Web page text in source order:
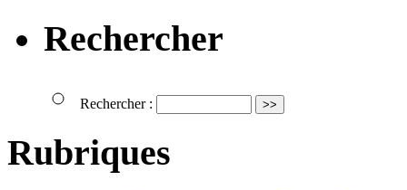
Rechercher
Rechercher :
Rubriques